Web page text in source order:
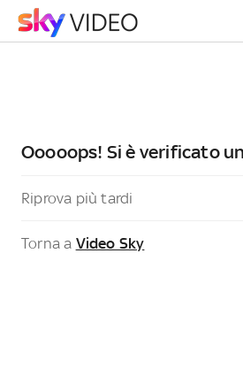
Ooooops! Si è verificato
Riprova più tardi
Torna a Video Sky